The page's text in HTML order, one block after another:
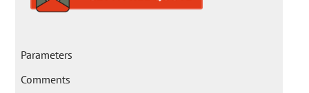
Parameters
Comments